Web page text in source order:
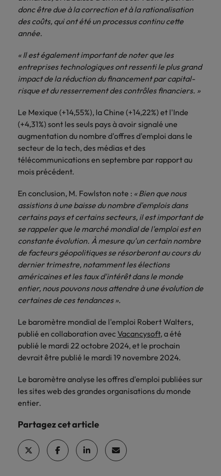
donc être due à la correction et à la rationalisation
des coûts, qui ont été un processus continu cette
année.
« Il est également important de noter que les
entreprises technologiques ont ressenti le plus grand
impact de la réduction du financement par capital-
risque et du resserrement des contrôles financiers. »
Le Mexique (+14,55%), la Chine (+14,22%) et l'Inde
(+4,31%) sont les seuls pays à avoir signalé une
augmentation du nombre d'offres d'emploi dans le
secteur de la tech, des médias et des
télécommunications en septembre par rapport au
mois précédent.
En conclusion, M. Fowlston note : « Bien que nous
assistions à une baisse du nombre d'emplois dans
certains pays et certains secteurs, il est important de
se rappeler que le marché mondial de l'emploi est en
constante évolution. À mesure qu'un certain nombre
de facteurs géopolitiques se résorberont au cours du
dernier trimestre, notamment les élections
américaines et les taux d'intérêt dans le monde
entier, nous pouvons nous attendre à une évolution de
certaines de ces tendances ».
Le baromètre mondial de l'emploi Robert Walters,
publié en collaboration avec Vacancysoft, a été
publié le mardi 22 octobre 2024, et le prochain
devrait être publié le mardi 19 novembre 2024.
Le baromètre analyse les offres d'emploi publiées sur
les sites web des grandes organisations du monde
entier.
Partagez cet article